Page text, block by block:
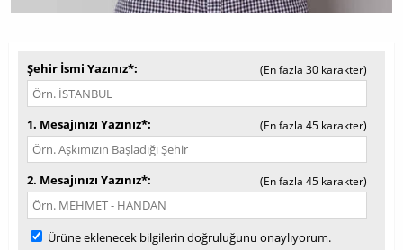
Şehir İsmi Yazınız* (En fazla 30 karakter)
1. Mesajınızı Yazınız* (En fazla 45 karakter)
2. Mesajınızı Yazınız* (En fazla 45 karakter)
Ürüne eklenecek bilgilerin doğruluğunu onaylıyorum.